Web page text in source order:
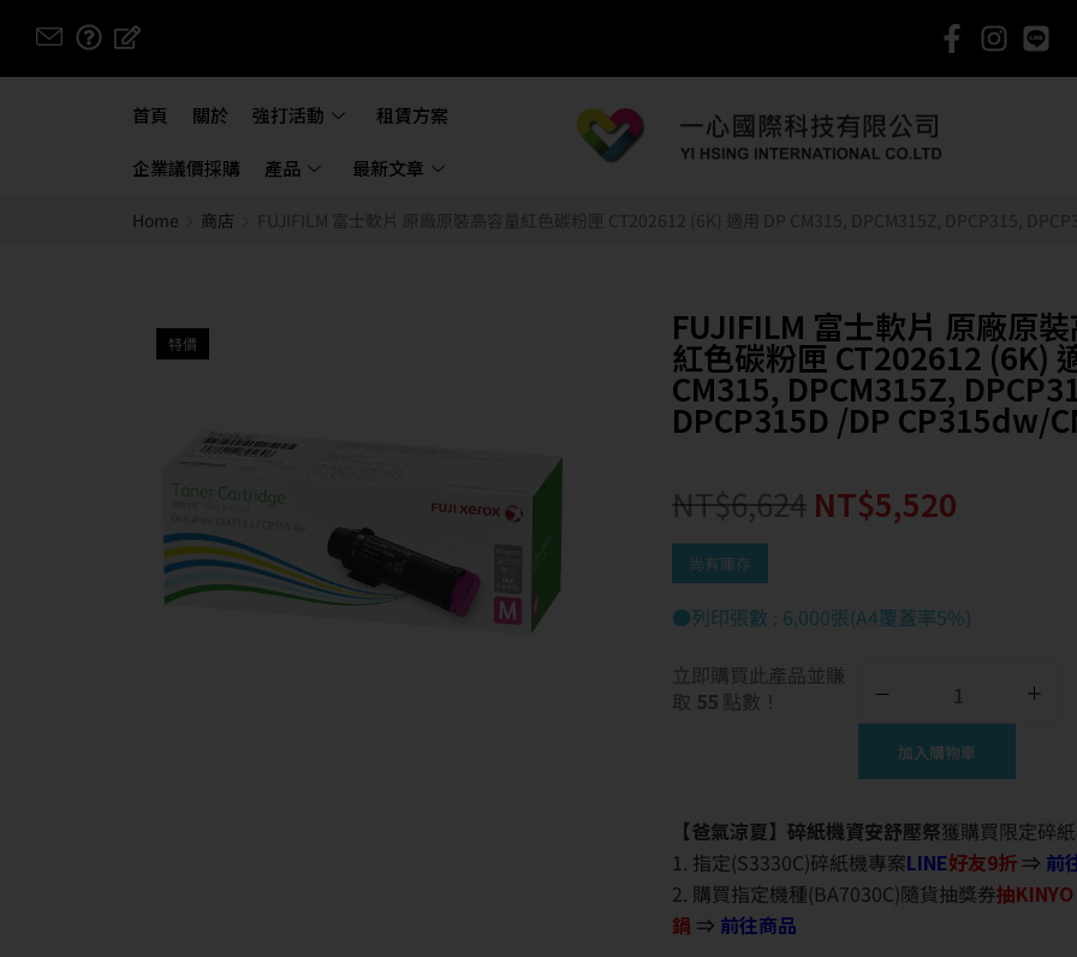
首頁 關於 強打活動 租賃方案
企業議價採購 產品 最新文章
Home 商店 FUJIFILM 富士軟片 原廠原裝高容量紅色碳粉匣 CT202612 (6K) 適用 DP CM315, DPCM315Z, DPCP315,
特價 FUJIFILM 富士軟片 原廠原
紅色碳粉匣 CT202612 (6K)
CM315, DPCM315Z,
DPCP315D /DP CP315dw/
NT$6,624 NT$5,520
尚有庫存
●列印張數 : 6,000張(A4覆蓋率5%)
立即購買此產品並賺
取 55點數！
加入購物車
【爸氣涼夏】碎紙機資安舒壓祭獲購買限定碎
1. 指定(S3330C)碎紙機專案LINE好友9折 ⇒ 前
2. 購買指定機種(BA7030C)隨貨抽獎券抽
鍋 ⇒ 前往商品